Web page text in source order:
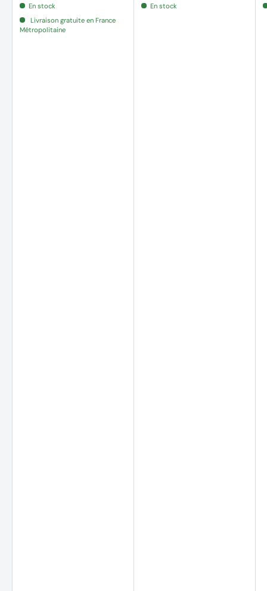
En stock
Livraison gratuite en France
Métropolitaine
En stock